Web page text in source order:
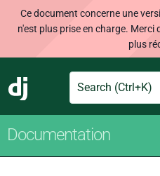
Ce document concerne une
n'est plus prise en charge. Merci
plus
Django
Search
Documentation